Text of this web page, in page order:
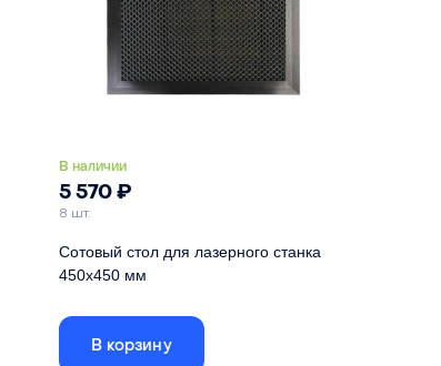
В наличии
5 570₽
8 шт.
Сотовый стол для лазерного станка
450х450 мм
Габариты стола указаны по внешней рамке,
размер ячеистого поля - 406х406
В корзину